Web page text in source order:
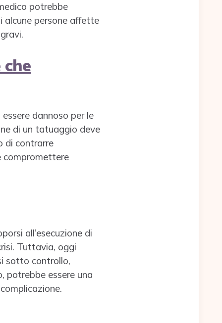
potrebbe
alcune persone affette
dannoso per le
di un tatuaggio deve
di contrarre
compromettere
all’esecuzione di
Tuttavia, oggi
sotto controllo,
potrebbe essere una